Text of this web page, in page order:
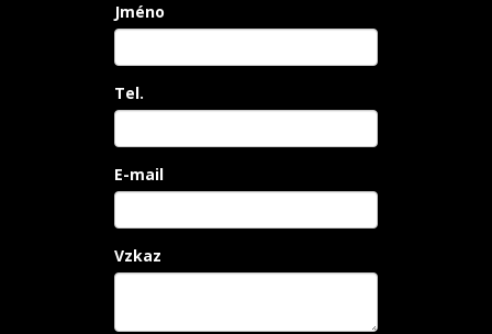
Jméno
Tel.
E-mail
Vzkaz